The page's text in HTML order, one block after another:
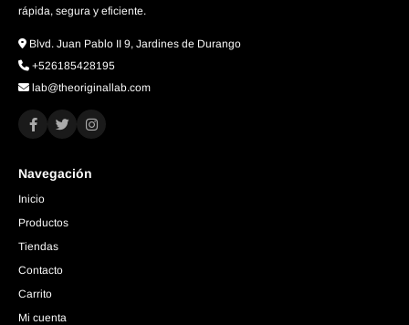
rápida, segura y eficiente.
Blvd. Juan Pablo II 9, Jardines de Durango
+526185428195
lab@theoriginallab.com
Navegación
Inicio
Productos
Tiendas
Contacto
Carrito
Mi cuenta